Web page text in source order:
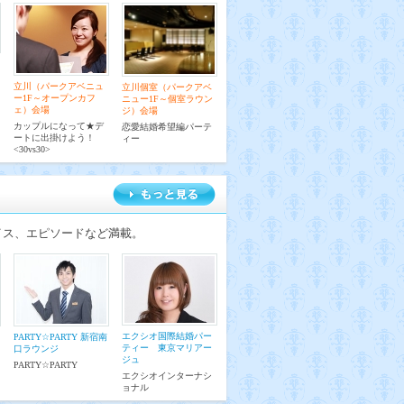
立川（パークアベニュ
ー1F～オープンカフ
ェ）会場
カップルになって★デ
ートに出掛けよう！
<30vs30>
立川個室（パークアベ
ニュー1F～個室ラウン
ジ）会場
恋愛結婚希望編パーテ
ィー
、エピソードなど満載。
PARTY☆PARTY 新宿南
口ラウンジ
PARTY☆PARTY
エクシオ国際結婚パー
ティー 東京マリアー
ジュ
エクシオインターナシ
ョナル